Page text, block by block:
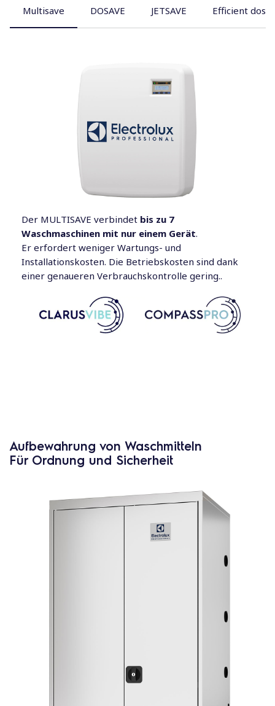
Multisave DOSAVE JETSAVE Efficient
Der MULTISAVE verbindet bis zu 7
Waschmaschinen mit nur einem Gerät.
Er erfordert weniger Wartungs- und
Installationskosten. Die Betriebskosten sind dank
einer genaueren Verbrauchskontrolle gering..
Aufbewahrung von Waschmitteln
Für Ordnung und Sicherheit